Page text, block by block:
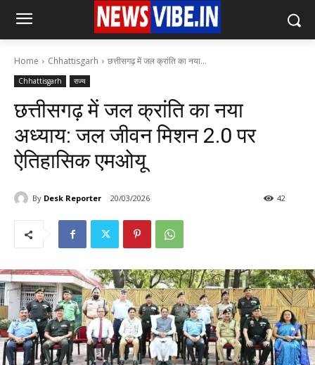
Home Chhattisgarh छत्तीसगढ़ में जल क्रांति का नया...
Chhattisgarh राज्य
छत्तीसगढ़ में जल क्रांति का नया
अध्याय: जल जीवन मिशन 2.0 पर
ऐतिहासिक एमओयू
By Desk Reporter 20/03/2026 42